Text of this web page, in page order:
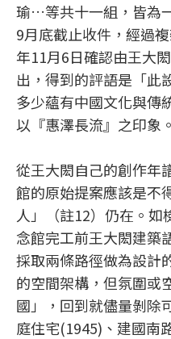
瑜…等共十一組，皆為
9月底截止收件，經過
年11月6日確認由王大
出，得到的評語是「此
多少蘊有中國文化與傳
以『惠澤長流』之印象
從王大閎自己的創作年
館的原始提案應該是不
人」（註12）仍在。
念館完工前王大閎建築
採取兩條路徑做為設計
的空間架構，但氛圍或
國」，回到就儘量剝除
庭住宅(1945)、建國南